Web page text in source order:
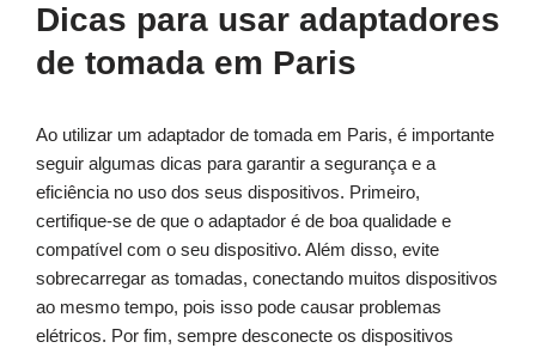
Dicas para usar adaptadores
de tomada em Paris
Ao utilizar um adaptador de tomada em Paris, é importante
seguir algumas dicas para garantir a segurança e a
eficiência no uso dos seus dispositivos. Primeiro,
certifique-se de que o adaptador é de boa qualidade e
compatível com o seu dispositivo. Além disso, evite
sobrecarregar as tomadas, conectando muitos dispositivos
ao mesmo tempo, pois isso pode causar problemas
elétricos. Por fim, sempre desconecte os dispositivos